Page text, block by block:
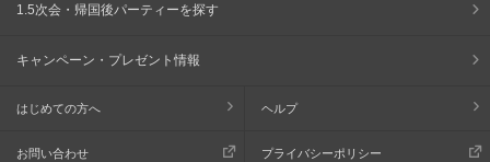
1.5次会・帰国後パーティーを探す
キャンペーン・プレゼント情報
はじめての方へ ヘルプ
お問い合わせ プライバシーポリシー